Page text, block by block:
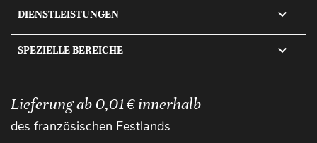
DIENSTLEISTUNGEN 
SPEZIELLE BEREICHE 
Lieferung ab 0,01 € innerhalb
des französischen Festlands